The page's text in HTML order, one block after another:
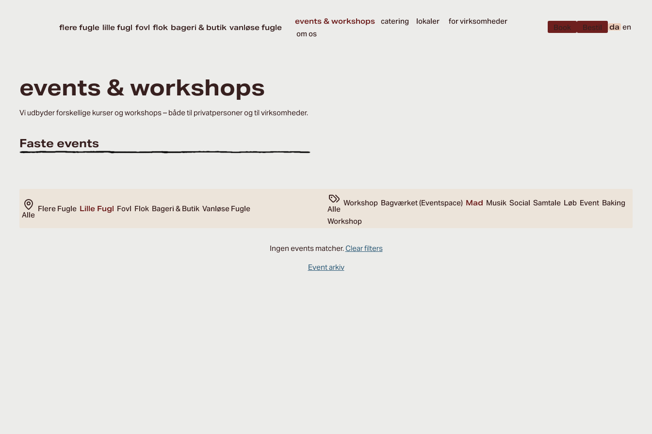
flere fugle lille fugl fovl flok bageri & butik vanløse fugle
events & workshops catering lokaler
for virksomheder
om os
Book Bestil da en
events & workshops
Vi udbyder forskellige kurser og workshops – både til privatpersoner og til virksomheder.
Faste events
Alle
Flere Fugle Lille Fugl Fovl Flok Bageri & Butik Vanløse Fugle Alle
Workshop Bagværket (Eventspace) Mad Musik Social Samtale Løb Event Baking
Workshop
Ingen events matcher.Clear filters
Event arkiv